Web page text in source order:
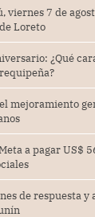
viernes 7 de
Loreto
¿Qué
mejoramiento
a pagar US$
de respuesta y